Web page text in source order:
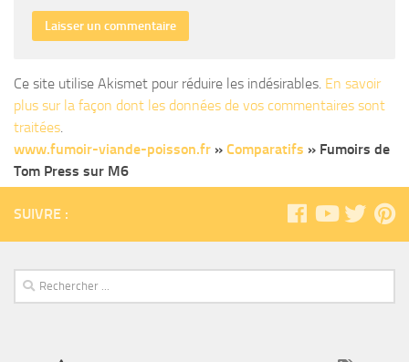
Ce site utilise Akismet pour réduire les indésirables. En savoir
plus sur la façon dont les données de vos commentaires sont
traitées.
www.fumoir-viande-poisson.fr » Comparatifs » Fumoirs de
Tom Press sur M6
SUIVRE :